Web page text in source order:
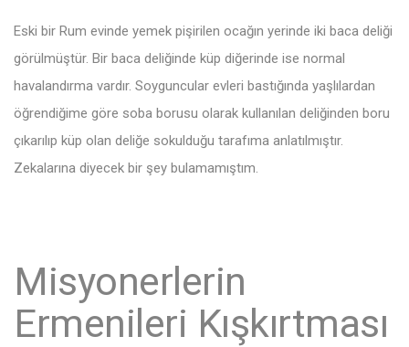
Eski bir Rum evinde yemek pişirilen ocağın yerinde iki baca deliği
görülmüştür. Bir baca deliğinde küp diğerinde ise normal
havalandırma vardır. Soyguncular evleri bastığında yaşlılardan
öğrendiğime göre soba borusu olarak kullanılan deliğinden boru
çıkarılıp küp olan deliğe sokulduğu tarafıma anlatılmıştır.
Zekalarına diyecek bir şey bulamamıştım.
Misyonerlerin
Ermenileri Kışkırtması